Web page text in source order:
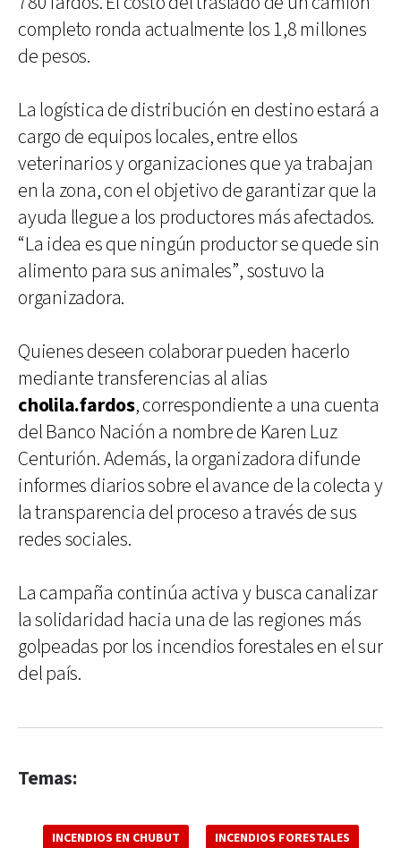
completo ronda actualmente los 1,8 millones
de pesos.
La logística de distribución en destino estará a
cargo de equipos locales, entre ellos
veterinarios y organizaciones que ya trabajan
en la zona, con el objetivo de garantizar que la
ayuda llegue a los productores más afectados.
“La idea es que ningún productor se quede sin
alimento para sus animales”, sostuvo la
organizadora.
Quienes deseen colaborar pueden hacerlo
mediante transferencias al alias
cholila.fardos, correspondiente a una cuenta
del Banco Nación a nombre de Karen Luz
Centurión. Además, la organizadora difunde
informes diarios sobre el avance de la colecta y
la transparencia del proceso a través de sus
redes sociales.
La campaña continúa activa y busca canalizar
la solidaridad hacia una de las regiones más
golpeadas por los incendios forestales en el sur
del país.
Temas:
INCENDIOS EN CHUBUT INCENDIOS FORESTALES